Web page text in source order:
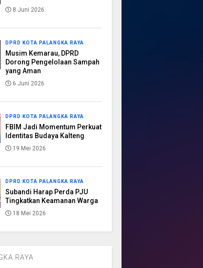
8 Juni 2026
DPRD KOTA PALANGKA RAYA
Musim Kemarau, DPRD
Dorong Pengelolaan Sampah
yang Aman
6 Juni 2026
DPRD KOTA PALANGKA RAYA
FBIM Jadi Momentum Perkuat
Identitas Budaya Kalteng
19 Mei 2026
DPRD KOTA PALANGKA RAYA
Subandi Harap Perda PJU
Tingkatkan Keamanan Warga
18 Mei 2026
RAYA